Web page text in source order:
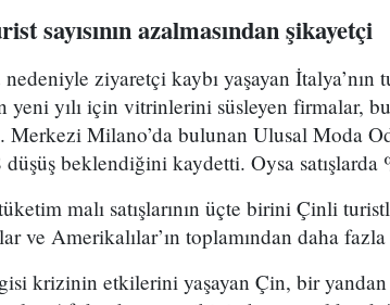
sayısının azalmasından şikayetçi
ziyaretçi kaybı yaşayan
yılı için vitrinlerini süsleyen firmalar, bu
Merkezi Milano’da bulunan Ulusal Moda
düşüş beklendiğini kaydetti. Oysa satışlarda
malı satışlarının üçte birini Çinli
ve Amerikalılar’ın toplamından daha fazla
krizinin etkilerini yaşayan Çin, bir yandan